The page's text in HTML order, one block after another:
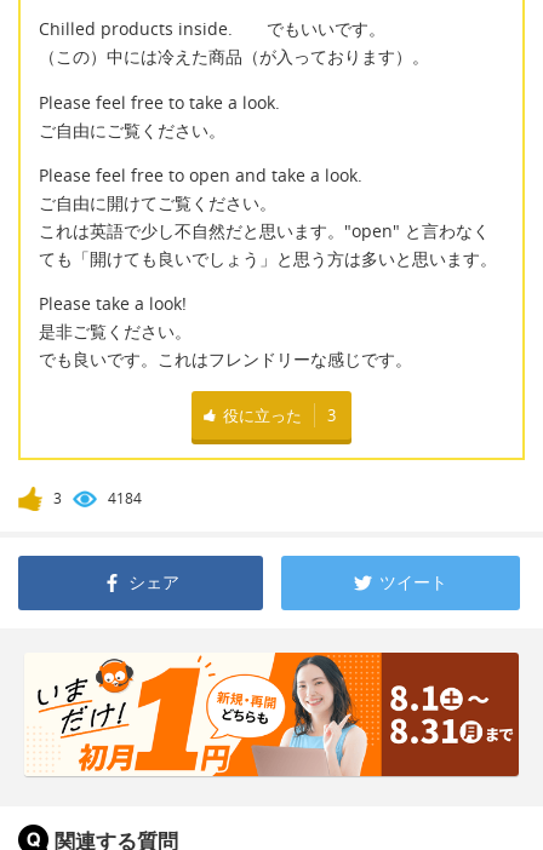
Chilled products inside. でもいいです。
（この）中には冷えた商品（が入っております）。
Please feel free to take a look.
ご自由にご覧ください。
Please feel free to open and take a look.
ご自由に開けてご覧ください。
これは英語で少し不自然だと思います。"open" と言わなく
ても「開けても良いでしょう」と思う方は多いと思います。
Please take a look!
是非ご覧ください。
でも良いです。これはフレンドリーな感じです。
役に立った 3
3 4184
シェア ツイート
関連する質問